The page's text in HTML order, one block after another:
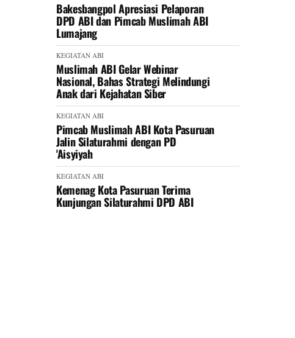
Bakesbangpol Apresiasi Pelaporan
DPD ABI dan Pimcab Muslimah ABI
Lumajang
KEGIATAN ABI
Muslimah ABI Gelar Webinar
Nasional, Bahas Strategi Melindungi
Anak dari Kejahatan Siber
KEGIATAN ABI
Pimcab Muslimah ABI Kota Pasuruan
Jalin Silaturahmi dengan PD
'Aisyiyah
KEGIATAN ABI
Kemenag Kota Pasuruan Terima
Kunjungan Silaturahmi DPD ABI